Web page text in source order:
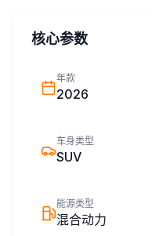
核心参数
年款
2026
车身类型
SUV
能源类型
混合动力